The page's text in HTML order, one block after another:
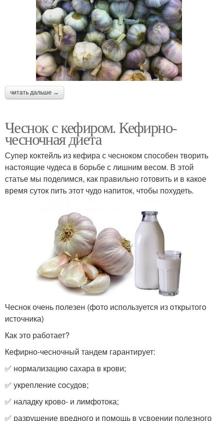
читать дальше →
Чеснок с кефиром. Кефирно-
чесночная диета
Супер коктейль из кефира с чесноком способен творить
настоящие чудеса в борьбе с лишним весом. В этой
статье мы поделимся, как правильно готовить и в какое
время суток пить этот чудо напиток, чтобы похудеть.
Чеснок очень полезен (фото используется из открытого
источника)
Как это работает?
Кефирно-чесночный тандем гарантирует:
✅ нормализацию сахара в крови;
✅ укрепление сосудов;
✅ наладку крово- и лимфотока;
✅ разрушение вредного и помощь в усвоении полезного